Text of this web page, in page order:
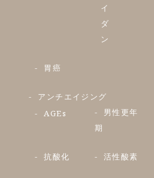
イ
ダ
ン
胃癌
アンチエイジング
AGEs
男性更年
期
抗酸化 活性酸素